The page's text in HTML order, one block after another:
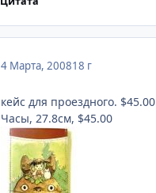
4 Марта, 200818 г
кейс для проездного. $45.00
Часы, 27.8см, $45.00